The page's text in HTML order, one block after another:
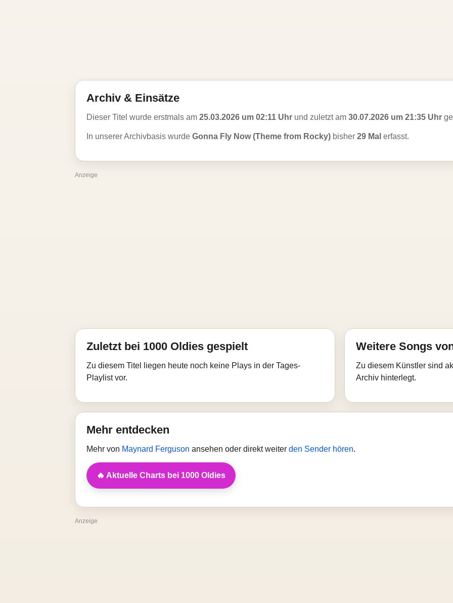
Archiv & Einsätze
Dieser Titel wurde erstmals am 25.03.2026 um 02:11 Uhr und zuletzt am 30.07.2026 um 21:35 Uhr
In unserer Archivbasis wurde Gonna Fly Now (Theme from Rocky) bisher 29 Mal erfasst.
Anzeige
Zuletzt bei 1000 Oldies gespielt
Zu diesem Titel liegen heute noch keine Plays in der Tages-
Playlist vor.
Weitere Songs
Zu diesem Künstler sind
Archiv hinterlegt.
Mehr entdecken
Mehr von Maynard Ferguson ansehen oder direkt weiter den Sender hören.
🔥 Aktuelle Charts bei 1000 Oldies
Anzeige